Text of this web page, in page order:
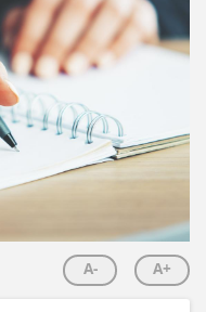
A- A+